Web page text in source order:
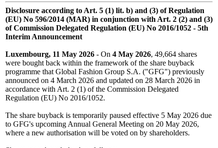
Disclosure according to Art. 5 (1) lit. b) and (3) of Regulation
(EU) No 596/2014 (MAR) in conjunction with Art. 2 (2) and (3)
of Commission Delegated Regulation (EU) No 2016/1052 - 5th
Interim Announcement
Luxembourg, 11 May 2026 - On 4 May 2026, 49,664 shares
were bought back within the framework of the share buyback
programme that Global Fashion Group S.A. ("GFG") previously
announced on 4 March 2026 and updated on 28 March 2026 in
accordance with Art. 2 (1) of the Commission Delegated
Regulation (EU) No 2016/1052.
The share buyback is temporarily paused effective 5 May 2026 due
to GFG's upcoming Annual General Meeting on 20 May 2026,
where a new authorisation will be voted on by shareholders.